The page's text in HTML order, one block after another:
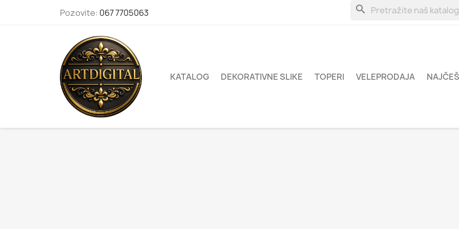
Pozovite: 067 7705063 search
KATALOG DEKORATIVNE SLIKE TOPERI VELEPRODAJA